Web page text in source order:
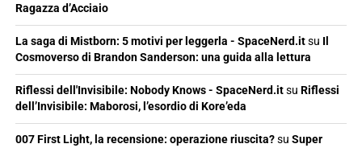
Ragazza d’Acciaio
La saga di Mistborn: 5 motivi per leggerla - SpaceNerd.itsu Il
Cosmoverso di Brandon Sanderson: una guida alla lettura
Riflessi dell'Invisibile: Nobody Knows - SpaceNerd.itsu Riflessi
dell’Invisibile: Maborosi, l’esordio di Kore’eda
007 First Light, la recensione: operazione riuscita?su Super